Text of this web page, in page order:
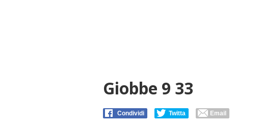
Giobbe 9 33
Condividi Twitta Email